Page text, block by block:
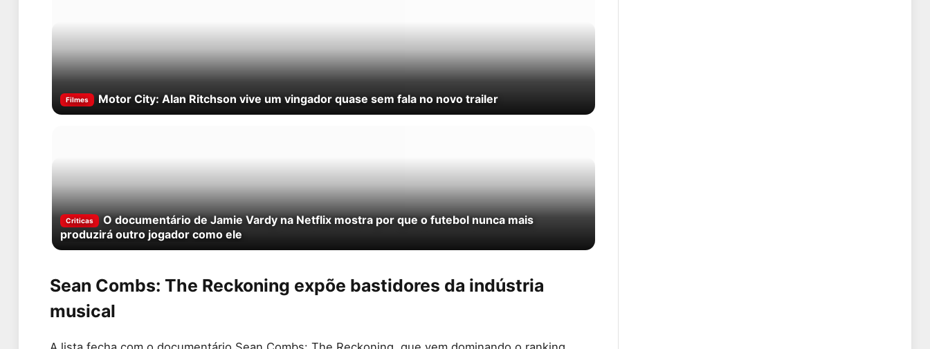
Filmes Motor City: Alan Ritchson vive um vingador quase sem fala no novo trailer
Criticas
O documentário de Jamie Vardy na Netflix mostra por que o futebol nunca mais
produzirá outro jogador como ele
Sean Combs: The Reckoning expõe bastidores da indústria
musical